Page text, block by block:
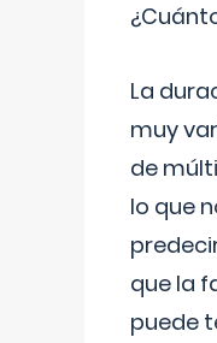
La
muy
de
lo que
que la
puede